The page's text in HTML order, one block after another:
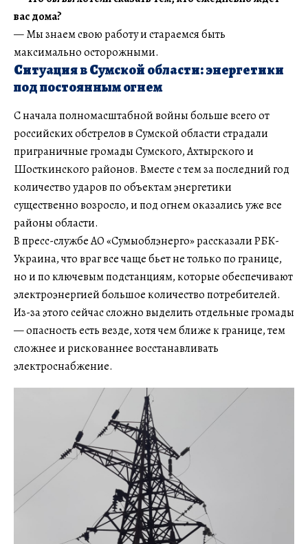
вас дома?
— Мы знаем свою работу и стараемся быть
максимально осторожными.
Ситуация в Сумской области: энергетики
под постоянным огнем
С начала полномасштабной войны больше всего от
российских обстрелов в Сумской области страдали
приграничные громады Сумского, Ахтырского и
Шосткинского районов. Вместе с тем за последний год
количество ударов по объектам энергетики
существенно возросло, и под огнем оказались уже все
районы области.
В пресс-службе АО «Сумыоблэнерго» рассказали РБК-
Украина, что враг все чаще бьет не только по границе,
но и по ключевым подстанциям, которые обеспечивают
электроэнергией большое количество потребителей.
Из-за этого сейчас сложно выделить отдельные громады
— опасность есть везде, хотя чем ближе к границе, тем
сложнее и рискованнее восстанавливать
электроснабжение.